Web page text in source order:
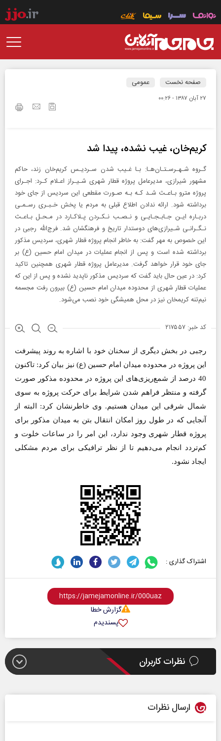
صفحه نخست عمومی
۲۷ آبان ۱۳۸۷ - ۰۰:۲۶
کریم‌خان، غیب نشده، پیدا شد
گـروه شـهـرسـتـان‌هـا: بـا غـیب شدن سـردیـس کریم‌خان زند، حاکم
مشهور شیرازی، مدیرعامل پروژه قطار شهری شـیـراز اعـلام کـرد: اجـرای
پروژه مترو بـاعـث شـد کـه بـه صـورت مقطعی این سردیس از جای خود
برداشته شود. ارائه ندادن اطلاع قبلی به مردم یا پخش خـبـری رسـمـی
دربـاره ایـن جـابـجـایـی و نـصـب نـکـردن پـلاکـارد در مـحـل بـاعـث
نـگـرانـی شـیرازی‌های دوستدار تاریخ و فرهنگشان شد. فرج‌الله رجبی در
این خصوص به مهر گفت: به خاطر انجام پروژه قطار شهری، سردیس مذکور
برداشته شده است و پس از انجام عملیات در میدان امام حسین (ع)‌ بر
جای خود قرار خواهد گرفت. مدیرعامل پروژه قطار شهری همچنین تاکید
کرد: در عین حال باید گفت که سردیس مذکور ناپدید نشده و پس از این که
عملیات قطار شهری از محدوده میدان امام حسین (ع)‌ بیرون رفت مجسمه
نیم‌تنه کریمخان نیز در محل همیشگی خود نصب می‌شود.
کد خبر: ۲۱۷۵۵۷
رجبی در بخش دیگری از سخنان خود با اشاره به روند پیشرفت
این پروژه در محدوده میدان امام حسین (ع)‌ نیز بیان کرد: تاکنون
40 درصد از شمع‌ریزی‌های این پروژه در محدوده مذکور صورت
گرفته و منتظر فراهم شدن شرایط برای حرکت پروژه به سوی
شمال شرقی این میدان هستیم. وی خاطرنشان کرد: البته از
آنجایی که در طول روز امکان انتقال بتن به میدان مذکور برای
پروژه قطار شهری وجود ندارد، این امر را در ساعات خلوت و
کم‌تردد انجام می‌دهیم تا از نظر ترافیکی برای مردم مشکلی
ایجاد نشود.
اشتراک گذاری :
گزارش خطا
پسندیدم
نظرات کاربران
ارسال نظرات